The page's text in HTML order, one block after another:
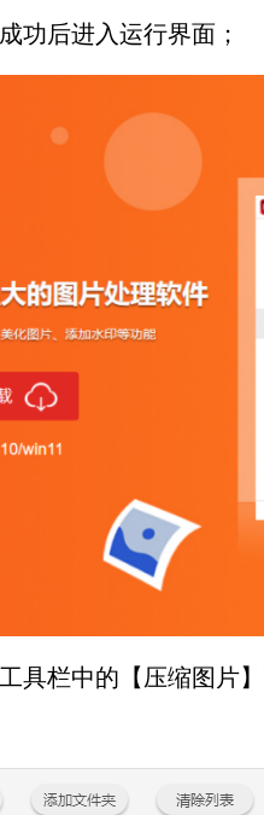
后进入运行界面；
栏中的【压缩图片】